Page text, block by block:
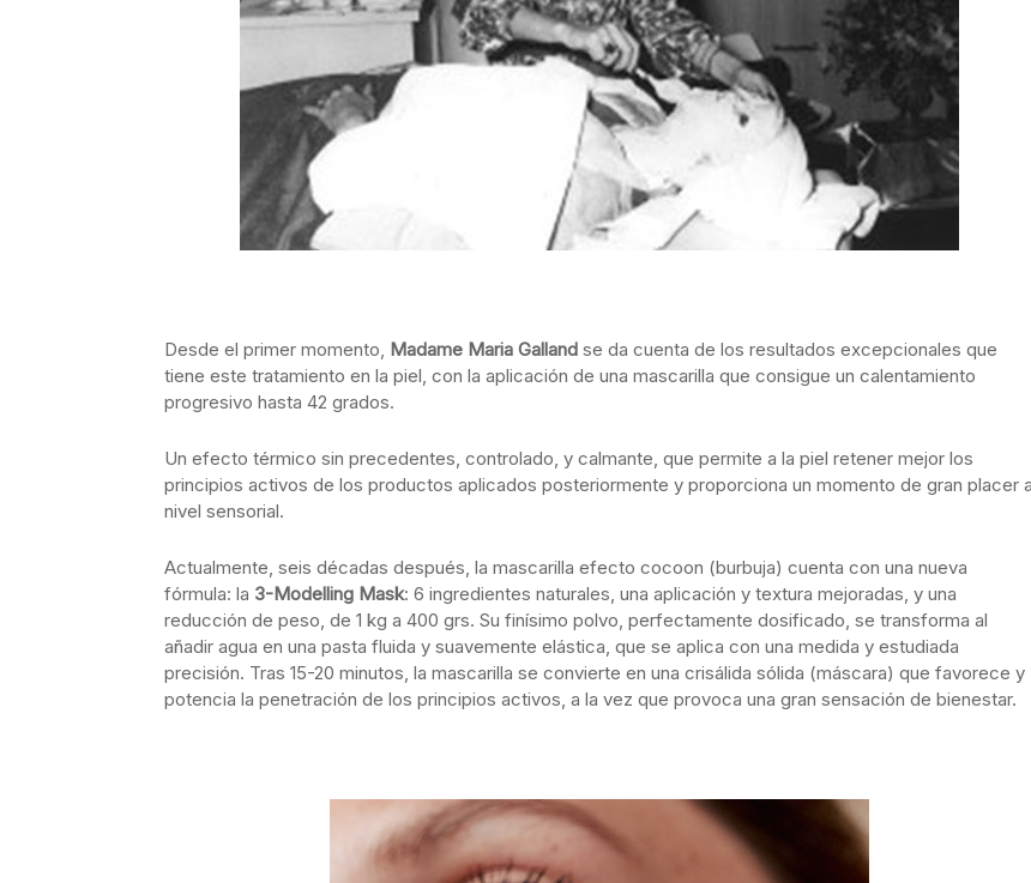
Desde el primer momento, Madame Maria Galland se da cuenta de los resultados excepcionales que
tiene este tratamiento en la piel, con la aplicación de una mascarilla que consigue un calentamiento
progresivo hasta 42 grados.
Un efecto térmico sin precedentes, controlado, y calmante, que permite a la piel retener mejor los
principios activos de los productos aplicados posteriormente y proporciona un momento de gran placer a
nivel sensorial.
Actualmente, seis décadas después, la mascarilla efecto cocoon (burbuja) cuenta con una nueva
fórmula: la 3-Modelling Mask: 6 ingredientes naturales, una aplicación y textura mejoradas, y una
reducción de peso, de 1 kg a 400 grs. Su finísimo polvo, perfectamente dosificado, se transforma al
añadir agua en una pasta fluida y suavemente elástica, que se aplica con una medida y estudiada
precisión. Tras 15-20 minutos, la mascarilla se convierte en una crisálida sólida (máscara) que favorece y
potencia la penetración de los principios activos, a la vez que provoca una gran sensación de bienestar.